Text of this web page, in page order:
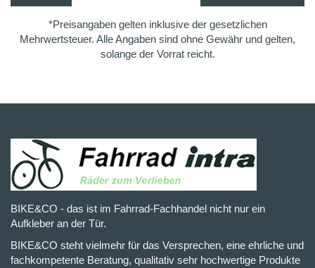
*Preisangaben gelten inklusive der gesetzlichen
Mehrwertsteuer. Alle Angaben sind ohne Gewähr und gelten,
solange der Vorrat reicht.
BIKE&CO - das ist im Fahrrad-Fachhandel nicht nur ein
Aufkleber an der Tür.
BIKE&CO steht vielmehr für das Versprechen, eine ehrliche und
fachkompetente Beratung, qualitativ sehr hochwertige Produkte